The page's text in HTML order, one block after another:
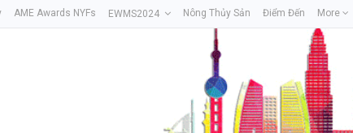
AME Awards NYFs EWMS2024 Nông Thủy Sản Điểm Đến More